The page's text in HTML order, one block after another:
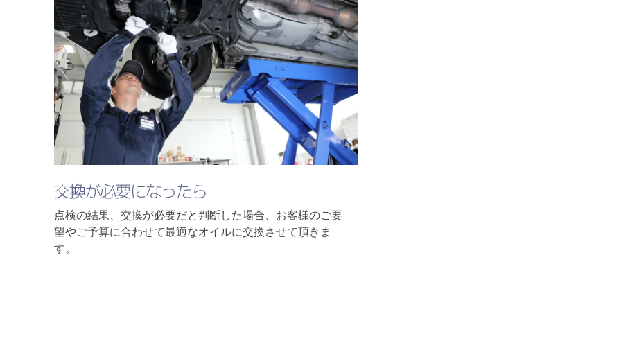
交換が必要になったら
点検の結果、交換が必要だと判断した場合、お客様のご要
望やご予算に合わせて最適なオイルに交換させて頂きま
す。